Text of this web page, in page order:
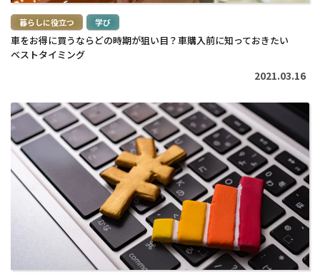
暮らしに役立つ 学び
車をお得に買うならどの時期が狙い目？車購入前に知っておきたい
ベストタイミング
2021.03.16
続
き
を
読
む